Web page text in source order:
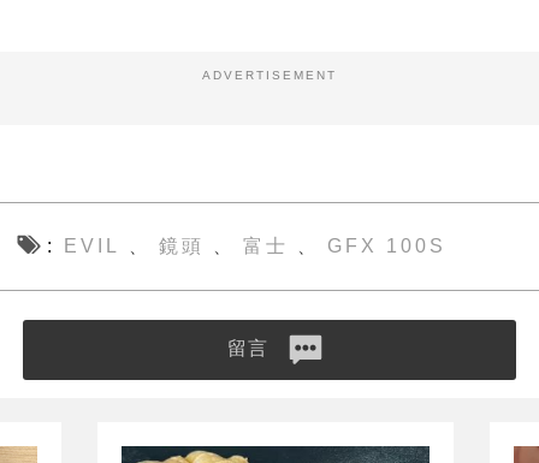
ADVERTISEMENT
EVIL 鏡頭 富士 GFX 100S
留言